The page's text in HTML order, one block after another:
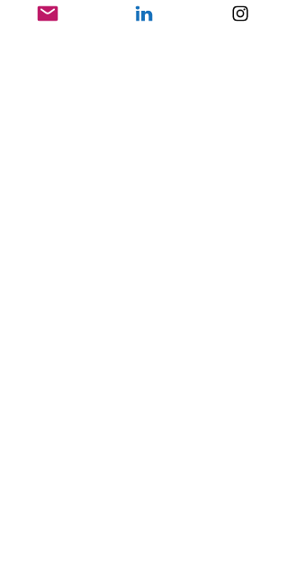
Tenho mudado de direção,  de